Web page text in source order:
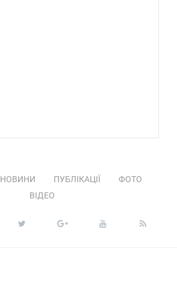
НОВИНИ ПУБЛІКАЦІЇ
ФОТО
ВІДЕО